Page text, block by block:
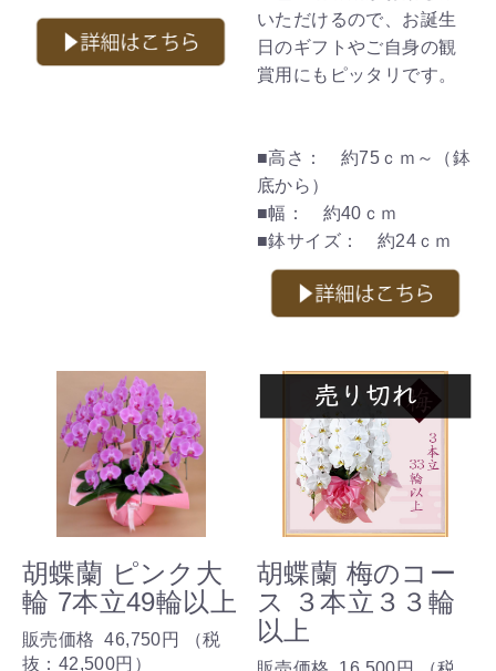
いただけるので、お誕生
日のギフトやご自身の観
賞用にもピッタリです。
■高さ： 約75ｃｍ～（鉢
底から）
■幅： 約40ｃｍ
■鉢サイズ： 約24ｃｍ
胡蝶蘭 ピンク大
輪 7本立49輪以上
販売価格 46,750円
（税
抜： 42,500円 ）
胡蝶蘭 梅のコー
ス ３本立３３輪
以上